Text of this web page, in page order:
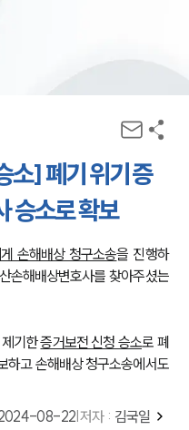
소] 폐기 위기 증
승소로 확보
손해배상 청구소송을 진행하
손해배상변호사를 찾아주셨는
제기한증거보전 신청 승소로 폐
하고 손해배상 청구소송에서도
08-22 저자 : 김국일